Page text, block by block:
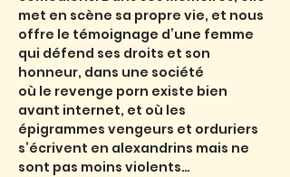
met en scène sa propre vie, et nous
offre le témoignage d’une femme
qui défend ses droits et son
honneur, dans une société
où le revenge porn existe bien
avant internet, et où les
épigrammes vengeurs et orduriers
s’écrivent en alexandrins mais ne
sont pas moins violents…